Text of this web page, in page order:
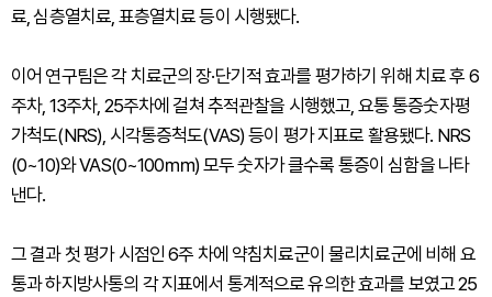
료, 심층열치료, 표층열치료 등이 시행됐다.
이어 연구팀은 각 치료군의 장·단기적 효과를 평가하기 위해 치료 후 6
주차, 13주차, 25주차에 걸쳐 추적관찰을 시행했고, 요통 통증숫자평
가척도(NRS), 시각통증척도(VAS) 등이 평가 지표로 활용됐다. NRS
(0~10)와 VAS(0~100㎜) 모두 숫자가 클수록 통증이 심함을 나타
낸다.
그 결과 첫 평가 시점인 6주 차에 약침치료군이 물리치료군에 비해 요
통과 하지방사통의 각 지표에서 통계적으로 유의한 효과를 보였고 25